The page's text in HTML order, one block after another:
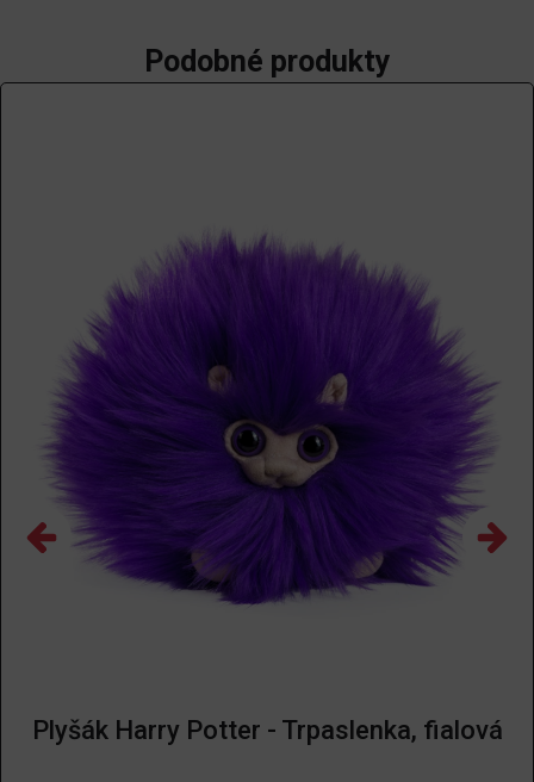
Podobné produkty
Plyšák Harry Potter - Trpaslenka, fialová